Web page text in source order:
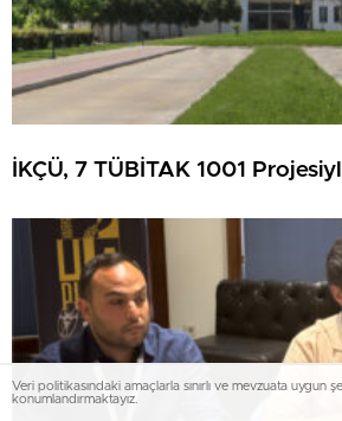
İKÇÜ, 7 TÜBİTAK 1001
Veri politikasındaki amaçlarla sınırlı ve mevzuata uygun
konumlandırmaktayız.